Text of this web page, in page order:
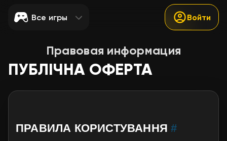
Все игры Войти
Правовая информация
ПУБЛІЧНА ОФЕРТА
ПРАВИЛА КОРИСТУВАННЯ#